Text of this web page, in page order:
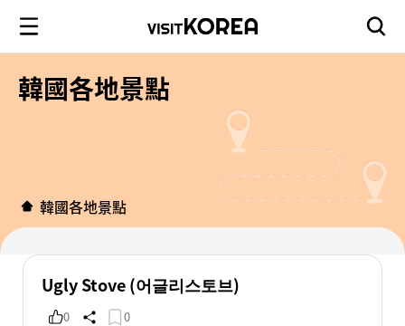
韓國各地景點
韓國各地景點
Ugly Stove (어글리스토브)
0 0